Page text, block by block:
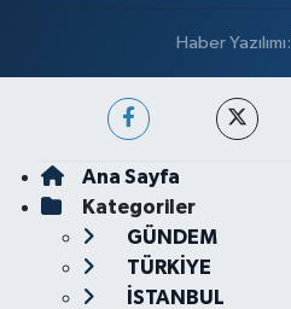
Haber Yazılımı:
Ana Sayfa
Kategoriler
GÜNDEM
TÜRKİYE
İSTANBUL